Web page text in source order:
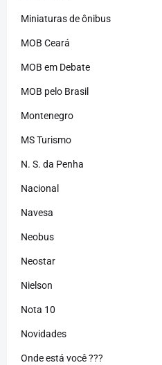
Miniaturas de ônibus
MOB Ceará
MOB em Debate
MOB pelo Brasil
Montenegro
MS Turismo
N. S. da Penha
Nacional
Navesa
Neobus
Neostar
Nielson
Nota 10
Novidades
Onde está você ???